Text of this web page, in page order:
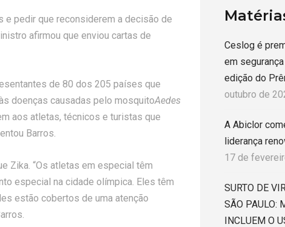
e pedir que reconsiderem a decisão de
afirmou que enviou cartas de
de 80 dos 205 países que
doenças causadas pelo mosquitoAedes
aos atletas, técnicos e turistas que
Barros.
Zika. “Os atletas em especial têm
especial na cidade olímpica. Eles têm
estão cobertos de uma atenção
Ceslog é
em
edição do
outubro de
A Abiclor
liderança
17 de
SURTO DE
SÃO PAULO:
INCLUEM O